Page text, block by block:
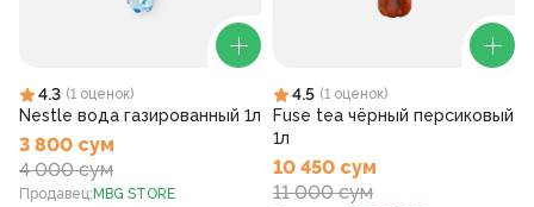
4.3 (1 оценок)
Nestle вода газированный 1л
3 800 сум
4 000 сум
Продавец: MBG STORE
4.5 (1 оценок)
Fuse tea чёрный персиковый
1л
10 450 сум
11 000 сум